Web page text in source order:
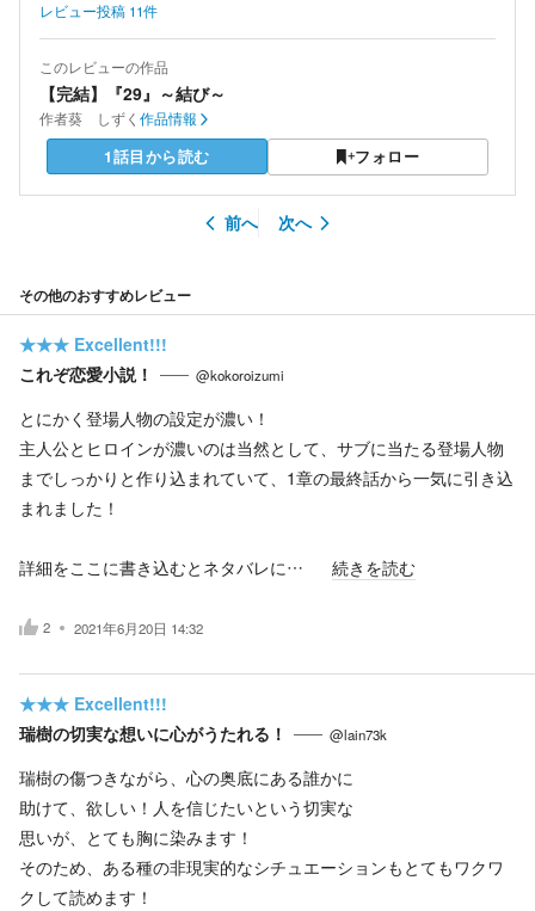
レビュー投稿 11件
このレビューの作品
【完結】『29』～結び～
作者葵 しずく 作品情報
1話目から読む フォロー
前へ 次へ
その他のおすすめレビュー
★★★ Excellent!!!
これぞ恋愛小説！
@kokoroizumi
とにかく登場人物の設定が濃い！
主人公とヒロインが濃いのは当然として、サブに当たる登場人物
までしっかりと作り込まれていて、1章の最終話から一気に引き込
まれました！
詳細をここに書き込むとネタバレに… 続きを読む
2 2021年6月20日 14:32
★★★ Excellent!!!
瑞樹の切実な想いに心がうたれる！
@lain73k
瑞樹の傷つきながら、心の奥底にある誰かに
助けて、欲しい！人を信じたいという切実な
思いが、とても胸に染みます！
そのため、ある種の非現実的なシチュエーションもとてもワクワ
クして読めます！